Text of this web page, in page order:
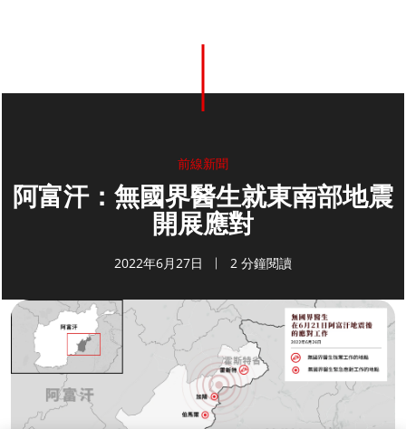
前線新聞
阿富汗：無國界醫生就東南部地震
開展應對
2022年6月27日 2 分鐘閱讀